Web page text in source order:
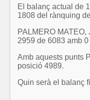
El balanç actual de
1808 del rànquing
PALMERO
2959 de 6083 amb
Amb aquests punts
posició 4989.
Quin serà el balanç